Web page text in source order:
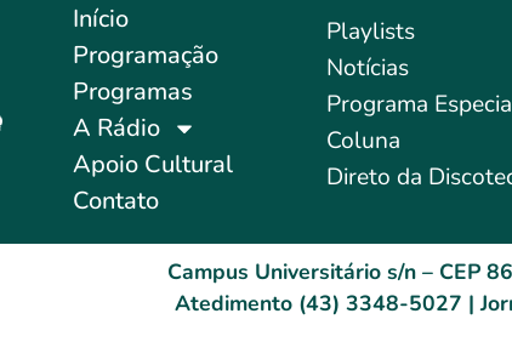
Início
Programação
Programas
A Rádio
Apoio Cultural
Contato
Playlists
Notícias
Programa
Coluna
Direto da
Campus Universitário s/n – CEP
Atedimento (43) 3348-5027 |